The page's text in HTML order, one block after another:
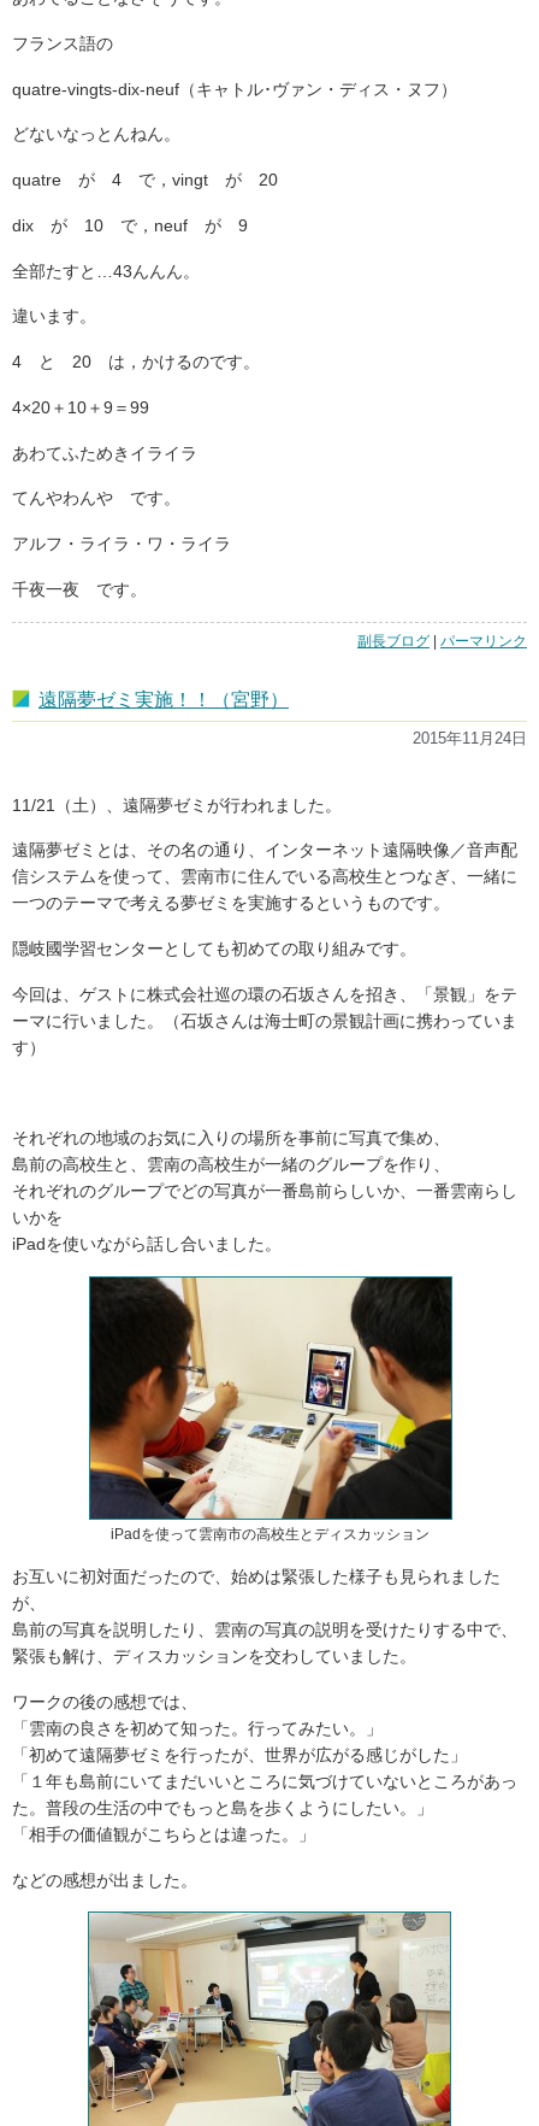
フランス語の
quatre-vingts-dix-neuf（キャトル･ヴァン・ディス・ヌフ）
どないなっとんねん。
quatre が 4 で，vingt が 20
dix が 10 で，neuf が 9
全部たすと…43んんん。
違います。
4 と 20 は，かけるのです。
4×20＋10＋9＝99
あわてふためきイライラ
てんやわんや です。
アルフ・ライラ・ワ・ライラ
千夜一夜 です。
副長ブログ | 「せ
ち
や
り
【千
語】」
パーマリンク
遠隔夢ゼミ実施！！（宮野）
2015年11月24日
11/21（土）、遠隔夢ゼミが行われました。
遠隔夢ゼミとは、その名の通り、インターネット遠隔映像／音声配
信システムを使って、雲南市に住んでいる高校生とつなぎ、一緒に
一つのテーマで考える夢ゼミを実施するというものです。
隠岐國学習センターとしても初めての取り組みです。
今回は、ゲストに株式会社巡の環の石坂さんを招き、「景観」をテ
ーマに行いました。（石坂さんは海士町の景観計画に携わっていま
す）
それぞれの地域のお気に入りの場所を事前に写真で集め、
島前の高校生と、雲南の高校生が一緒のグループを作り、
それぞれのグループでどの写真が一番島前らしいか、一番雲南らし
いかを
iPadを使いながら話し合いました。
iPadを使って雲南市の高校生とディスカッション
お互いに初対面だったので、始めは緊張した様子も見られました
が、
島前の写真を説明したり、雲南の写真の説明を受けたりする中で、
緊張も解け、ディスカッションを交わしていました。
ワークの後の感想では、
「雲南の良さを初めて知った。行ってみたい。」
「初めて遠隔夢ゼミを行ったが、世界が広がる感じがした」
「１年も島前にいてまだいいところに気づけていないところがあっ
た。普段の生活の中でもっと島を歩くようにしたい。」
「相手の価値観がこちらとは違った。」
などの感想が出ました。